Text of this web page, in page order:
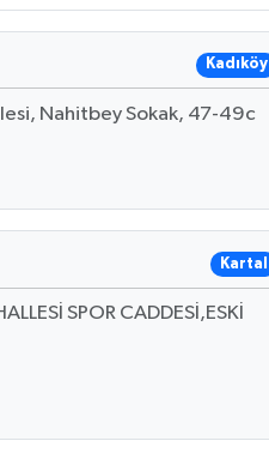
Kadıköy
Nahitbey Sokak, 47-49c
Kartal
SPOR CADDESİ,ESKİ